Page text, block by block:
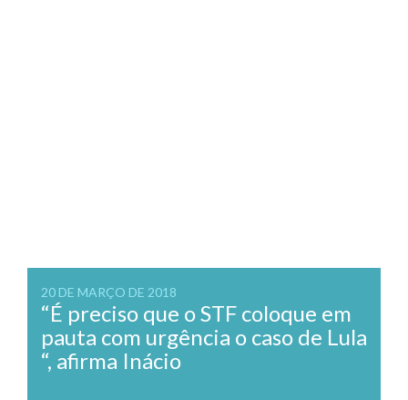
20 DE MARÇO DE 2018
“É preciso que o STF coloque em
pauta com urgência o caso de Lula
“, afirma Inácio